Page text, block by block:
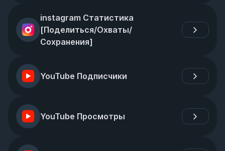
instagram Статистика
[Поделиться/Охваты/
Сохранения]
YouTube Подписчики
YouTube Просмотры